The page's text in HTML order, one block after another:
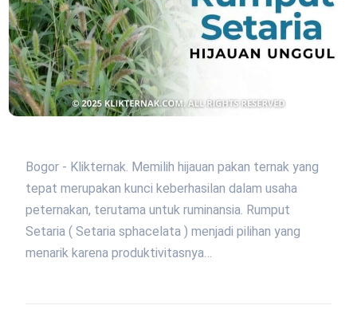
Bogor - Klikternak. Memilih hijauan pakan ternak yang
tepat merupakan kunci keberhasilan dalam usaha
peternakan, terutama untuk ruminansia. Rumput
Setaria ( Setaria sphacelata ) menjadi pilihan yang
menarik karena produktivitasnya…